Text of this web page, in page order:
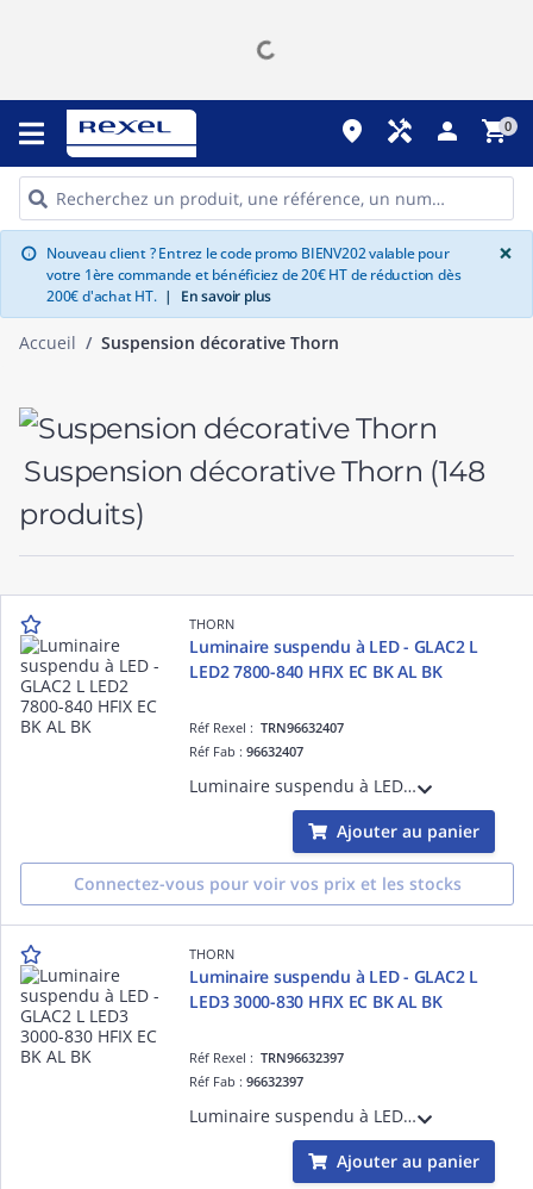
place handyman person shopping_cart0
info Nouveau client ? Entrez le code promo BIENV202 valable pour
votre 1ère commande et bénéficiez de 20€ HT de réduction dès
200€ d'achat HT. | En savoir plus
×
Accueil Suspension décorative Thorn
Suspension décorative Thorn (148
produits)
THORN
Luminaire suspendu à LED - GLAC2 L
LED2 7800-840 HFIX EC BK AL BK
Réf Rexel :TRN96632407
Réf Fab :96632407
Luminaire suspendu à LED - GLAC2 L LED2 7800-840 HFIX EC BK AL BK - Câble pour raccordement de luminaires ¿ 2.5 m ¿ 74.3W ¿ 4000K ¿ IP20 ¿ version DALI
Ajouter au panier
Connectez-vous pour voir vos prix et les stocks
THORN
Luminaire suspendu à LED - GLAC2 L
LED3 3000-830 HFIX EC BK AL BK
Réf Rexel :TRN96632397
Réf Fab :96632397
Luminaire suspendu à LED - GLAC2 L LED3 3000-830 HFIX EC BK AL BK - Câble pour raccordement de luminaires ¿ 2.5 m ¿ 27W ¿ 3000K ¿ IP20 ¿ version DALI
Ajouter au panier